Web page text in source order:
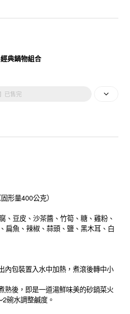
典鍋物組合
已售完
形量400公克）
、豆皮、沙茶醬、竹筍、糖、雞粉、
扁魚、辣椒、蒜頭、鹽、黑木耳、白
內包裝置入水中加熱，煮滾後轉中小
熟後，即是一道湯鮮味美的砂鍋菜火
碗水調整鹹度。